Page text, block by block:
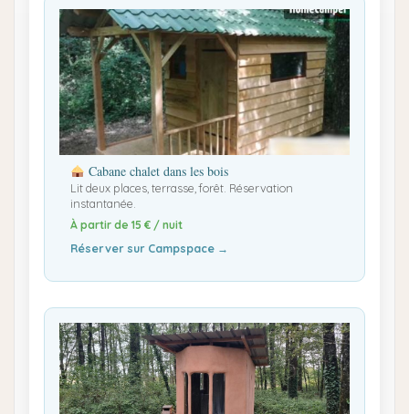
Cabane chalet dans les bois
Lit deux places, terrasse, forêt. Réservation
instantanée.
À partir de 15 € / nuit
Réserver sur Campspace →